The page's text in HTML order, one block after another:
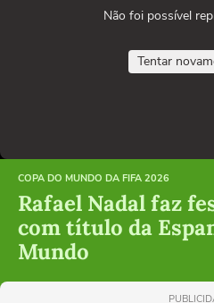
Não foi possível
Tentar
COPA DO MUNDO DA FIFA 2026
Rafael Nadal faz
com título da
Mundo